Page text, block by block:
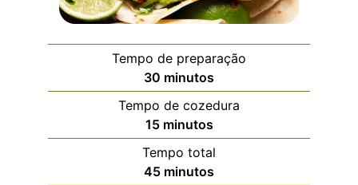
Tempo de preparação
30 minutos
Tempo de cozedura
15 minutos
Tempo total
45 minutos